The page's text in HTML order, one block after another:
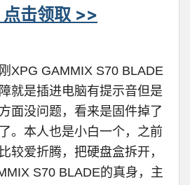
击领取 >>
XPG GAMMIX S70 BLADE
就是插进电脑有提示音但是
面没问题，看来是固件掉了
。本人也是小白一个，之前
较爱折腾，把硬盘盒拆开，
S70 BLADE的真身，主